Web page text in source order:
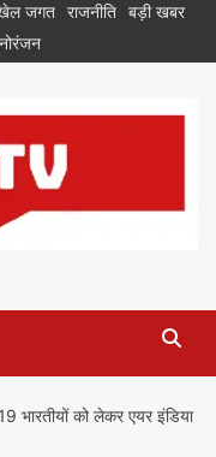
जगत राजनीति
बड़ी खबर
को लेकर एयर इंडिया